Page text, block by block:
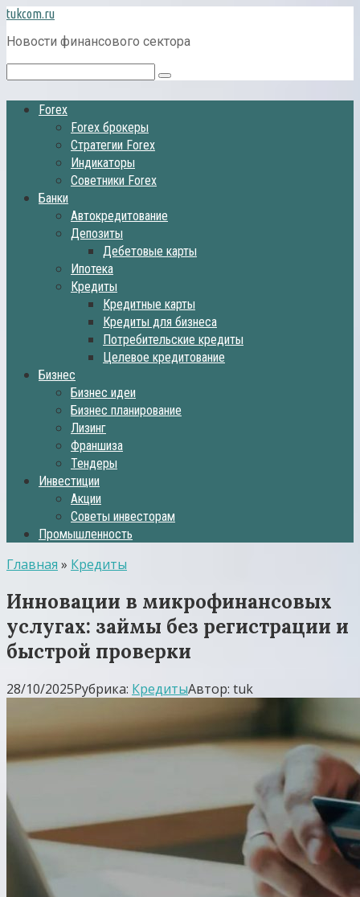
Перейти
к
контенту
tukcom.ru
Новости финансового сектора
Поиск:
Forex
Forex брокеры
Стратегии Forex
Индикаторы
Советники Forex
Банки
Автокредитование
Депозиты
Дебетовые карты
Ипотека
Кредиты
Кредитные карты
Кредиты для бизнеса
Потребительские кредиты
Целевое кредитование
Бизнес
Бизнес идеи
Бизнес планирование
Лизинг
Франшиза
Тендеры
Инвестиции
Акции
Советы инвесторам
Промышленность
Главная » Кредиты
Инновации в микрофинансовых
услугах: займы без регистрации и
быстрой проверки
28/10/2025Рубрика: КредитыАвтор: tuk